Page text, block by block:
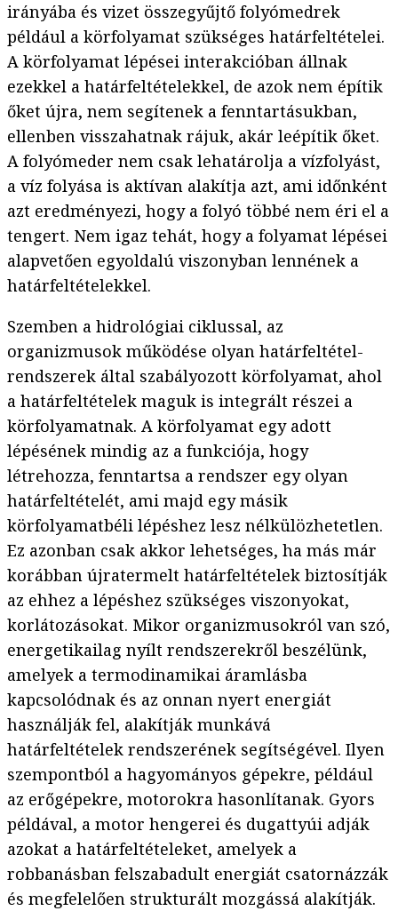
irányába és vizet összegyűjtő folyómedrek
például a körfolyamat szükséges határfeltételei.
A körfolyamat lépései interakcióban állnak
ezekkel a határfeltételekkel, de azok nem építik
őket újra, nem segítenek a fenntartásukban,
ellenben visszahatnak rájuk, akár leépítik őket.
A folyómeder nem csak lehatárolja a vízfolyást,
a víz folyása is aktívan alakítja azt, ami időnként
azt eredményezi, hogy a folyó többé nem éri el a
tengert. Nem igaz tehát, hogy a folyamat lépései
alapvetően egyoldalú viszonyban lennének a
határfeltételekkel.
Szemben a hidrológiai ciklussal, az
organizmusok működése olyan határfeltétel-
rendszerek által szabályozott körfolyamat, ahol
a határfeltételek maguk is integrált részei a
körfolyamatnak. A körfolyamat egy adott
lépésének mindig az a funkciója, hogy
létrehozza, fenntartsa a rendszer egy olyan
határfeltételét, ami majd egy másik
körfolyamatbéli lépéshez lesz nélkülözhetetlen.
Ez azonban csak akkor lehetséges, ha más már
korábban újratermelt határfeltételek biztosítják
az ehhez a lépéshez szükséges viszonyokat,
korlátozásokat. Mikor organizmusokról van szó,
energetikailag nyílt rendszerekről beszélünk,
amelyek a termodinamikai áramlásba
kapcsolódnak és az onnan nyert energiát
használják fel, alakítják munkává
határfeltételek rendszerének segítségével. Ilyen
szempontból a hagyományos gépekre, például
az erőgépekre, motorokra hasonlítanak. Gyors
példával, a motor hengerei és dugattyúi adják
azokat a határfeltételeket, amelyek a
robbanásban felszabadult energiát csatornázzák
és megfelelően strukturált mozgássá alakítják.